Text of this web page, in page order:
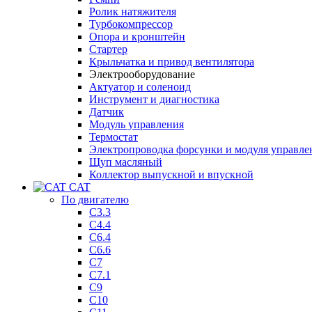
Ролик натяжителя
Турбокомпрессор
Опора и кронштейн
Стартер
Крыльчатка и привод вентилятора
Электрооборудование
Актуатор и соленоид
Инструмент и диагностика
Датчик
Модуль управления
Термостат
Электропроводка форсунки и модуля
Щуп масляный
Коллектор выпускной и впускной
CAT
По двигателю
C3.3
C4.4
C6.4
C6.6
C7
C7.1
C9
C10